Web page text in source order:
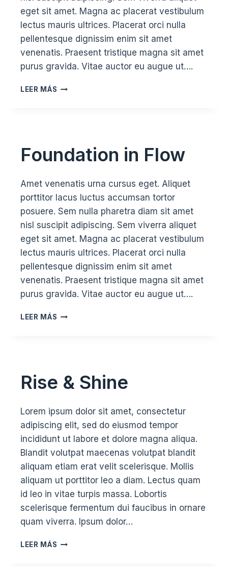
eget sit amet. Magna ac placerat vestibulum
lectus mauris ultrices. Placerat orci nulla
pellentesque dignissim enim sit amet
venenatis. Praesent tristique magna sit amet
purus gravida. Vitae auctor eu augue ut….
LEER MÁS VINYASA
Foundation in Flow
Amet venenatis urna cursus eget. Aliquet
porttitor lacus luctus accumsan tortor
posuere. Sem nulla pharetra diam sit amet
nisl suscipit adipiscing. Sem viverra aliquet
eget sit amet. Magna ac placerat vestibulum
lectus mauris ultrices. Placerat orci nulla
pellentesque dignissim enim sit amet
venenatis. Praesent tristique magna sit amet
purus gravida. Vitae auctor eu augue ut….
LEER MÁS FOUNDATION
Rise & Shine
Lorem ipsum dolor sit amet, consectetur
adipiscing elit, sed do eiusmod tempor
incididunt ut labore et dolore magna aliqua.
Blandit volutpat maecenas volutpat blandit
aliquam etiam erat velit scelerisque. Mollis
aliquam ut porttitor leo a diam. Lectus quam
id leo in vitae turpis massa. Lobortis
scelerisque fermentum dui faucibus in ornare
quam viverra. Ipsum dolor…
LEER MÁS RISE